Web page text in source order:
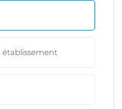
établissement